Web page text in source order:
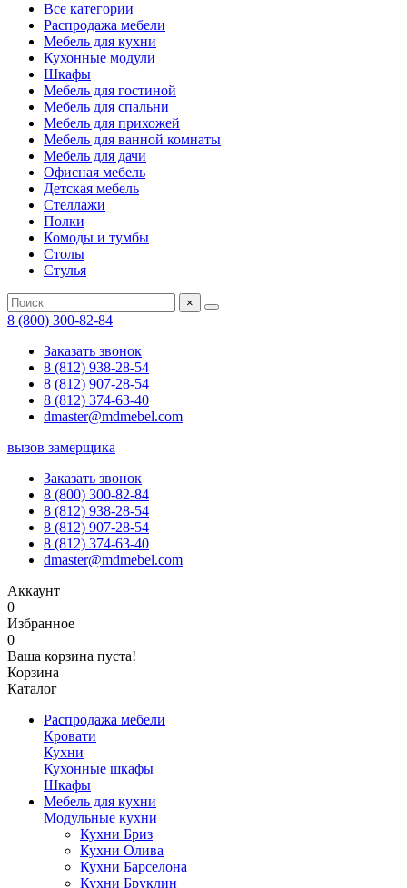
Все категории
Распродажа мебели
Мебель для кухни
Кухонные модули
Шкафы
Мебель для гостиной
Мебель для спальни
Мебель для прихожей
Мебель для ванной комнаты
Мебель для дачи
Офисная мебель
Детская мебель
Стеллажи
Полки
Комоды и тумбы
Столы
Стулья
×
8 (800) 300-82-84
Заказать звонок
8 (812) 938-28-54
8 (812) 907-28-54
8 (812) 374-63-40
dmaster@mdmebel.com
вызов замерщика
Заказать звонок
8 (800) 300-82-84
8 (812) 938-28-54
8 (812) 907-28-54
8 (812) 374-63-40
dmaster@mdmebel.com
Аккаунт
0
Избранное
0
Ваша корзина пуста!
Корзина
Каталог
Распродажа мебели
Кровати
Кухни
Кухонные шкафы
Шкафы
Мебель для кухни
Модульные кухни
Кухни Бриз
Кухни Олива
Кухни Барселона
Кухни Бруклин